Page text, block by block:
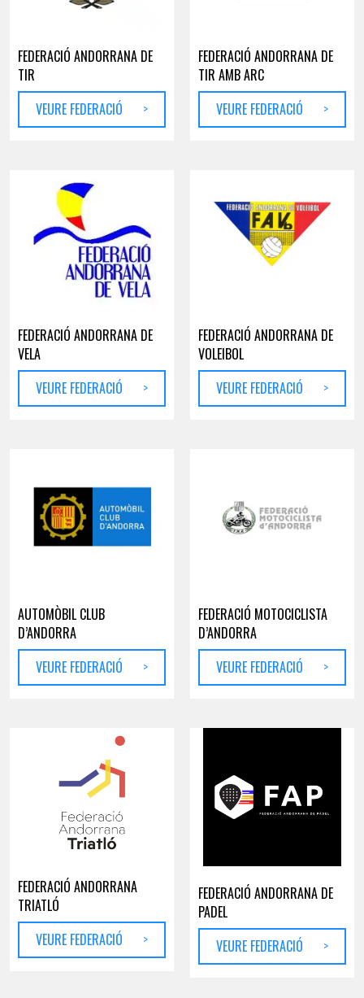
FEDERACIÓ ANDORRANA DE
TIR
VEURE FEDERACIÓ
>
FEDERACIÓ ANDORRANA DE
TIR AMB ARC
VEURE FEDERACIÓ
>
FEDERACIÓ ANDORRANA DE
VELA
VEURE FEDERACIÓ
>
FEDERACIÓ ANDORRANA DE
VOLEIBOL
VEURE FEDERACIÓ
>
AUTOMÒBIL CLUB
D’ANDORRA
VEURE FEDERACIÓ
>
FEDERACIÓ MOTOCICLISTA
D’ANDORRA
VEURE FEDERACIÓ
>
FEDERACIÓ ANDORRANA
TRIATLÓ
VEURE FEDERACIÓ
>
FEDERACIÓ ANDORRANA DE
PADEL
VEURE FEDERACIÓ
>